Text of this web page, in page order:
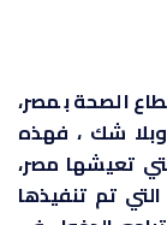
الصحة بمصر،
وبلا شك ، فهذه
تعيشها مصر،
تم تنفيذها